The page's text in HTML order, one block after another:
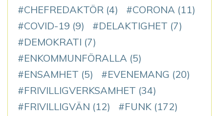
CHEFREDAKTÖR (4) CORONA (11)
COVID-19 (9) DELAKTIGHET (7)
DEMOKRATI (7)
ENKOMMUNFÖRALLA (5)
ENSAMHET (5) EVENEMANG (20)
FRIVILLIGVERKSAMHET (34)
FRIVILLIGVÄN (12) FUNK (172)